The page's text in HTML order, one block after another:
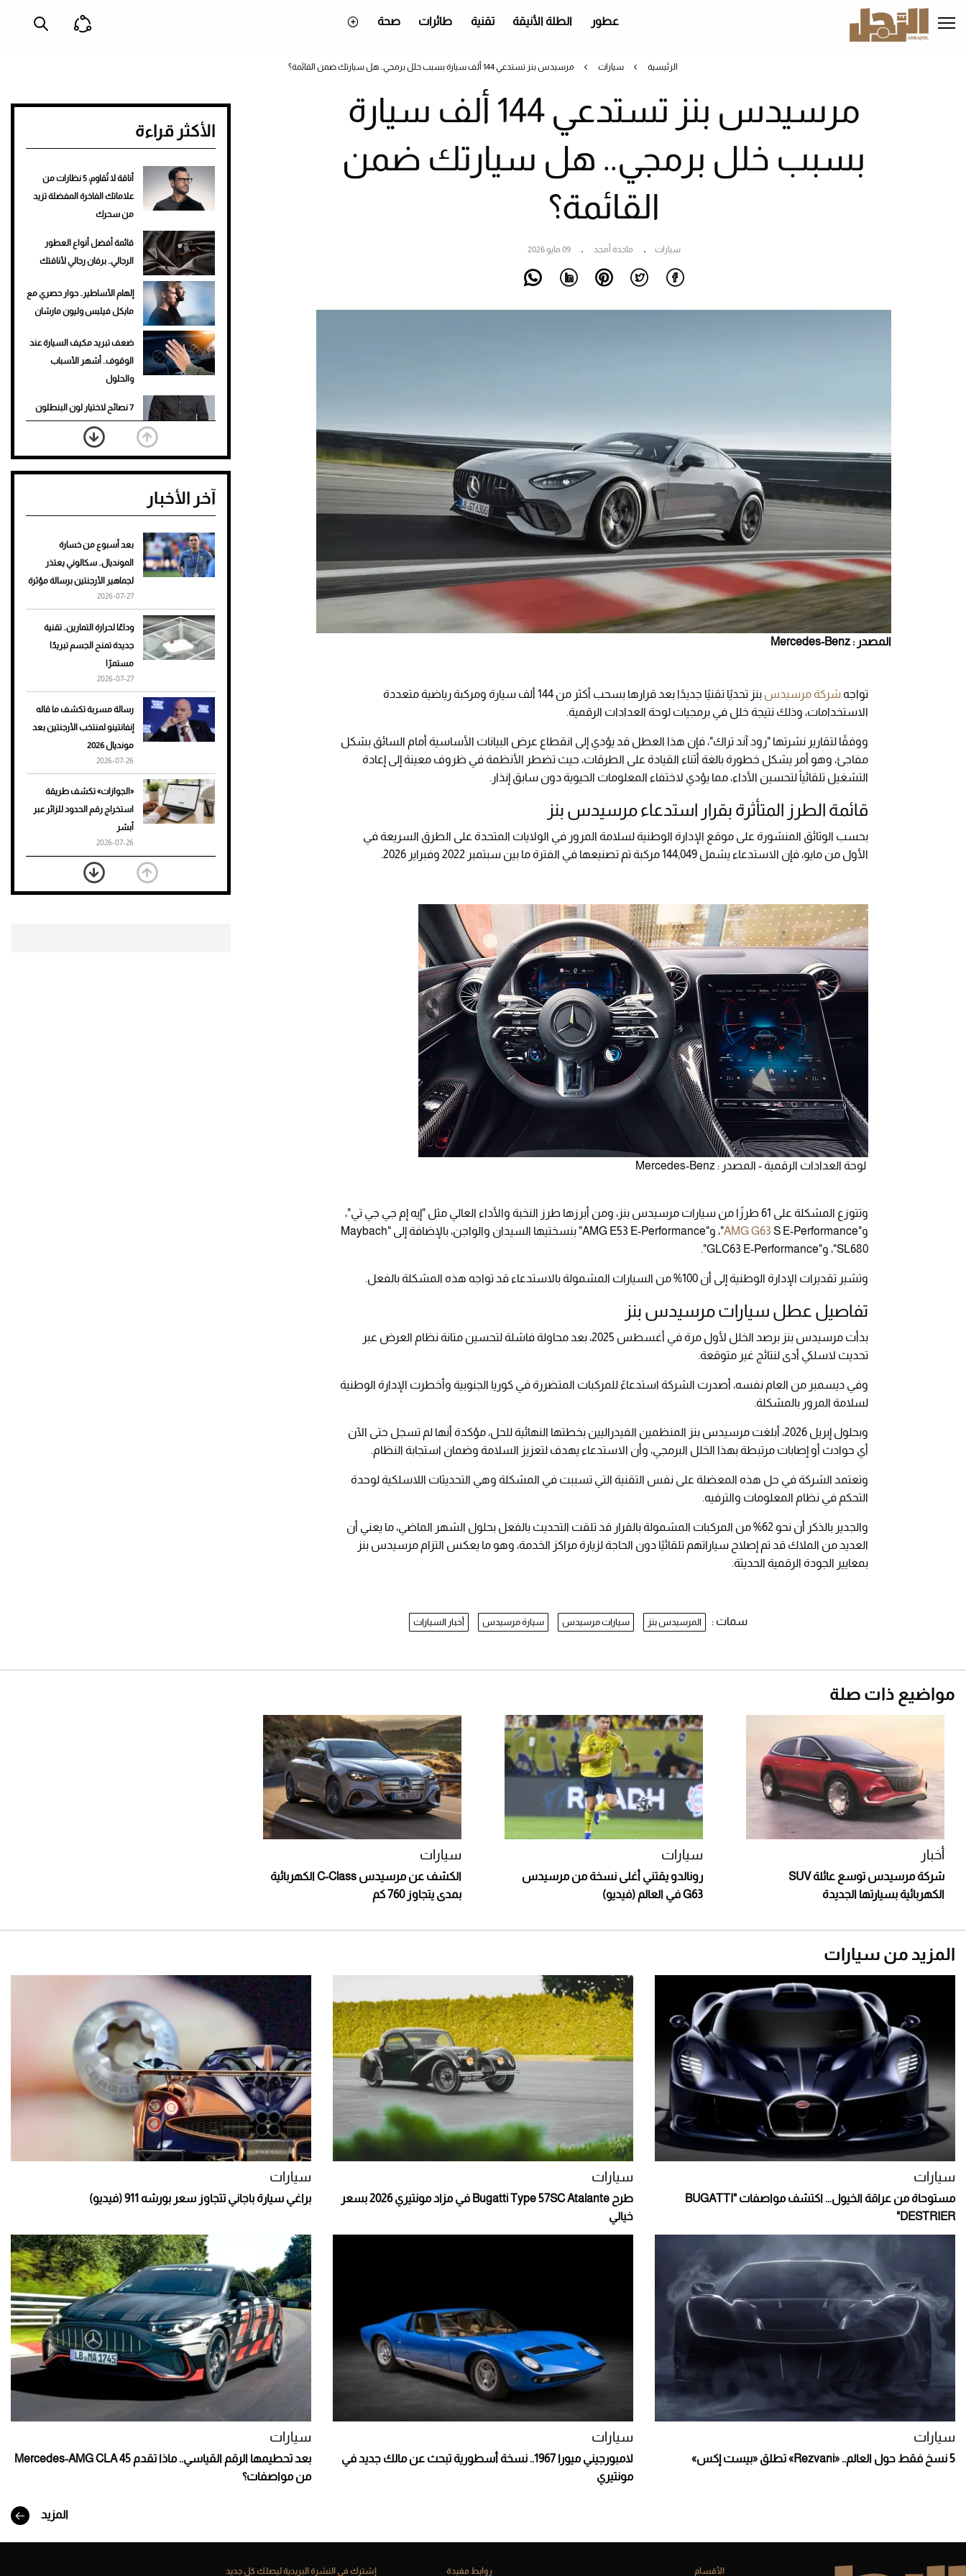
إلى
المحتوى
عطور الطلة الأنيقة تقنية طائرات صحة
الرئيسية سيارات مرسيدس بنز تستدعي 144 ألف سيارة بسبب خلل برمجي.. هل سيارتك ضمن القائمة؟
مرسيدس بنز تستدعي 144 ألف سيارة
بسبب خلل برمجي.. هل سيارتك ضمن
القائمة؟
سيارات ماجدة أمجد 09 مايو 2026
المصدر : Mercedes-Benz
تواجه شركة مرسيدس
بنز تحديًا تقنيًا جديدًا بعد قرارها بسحب أكثر من 144 ألف سيارة ومركبة رياضية متعددة
الاستخدامات، وذلك نتيجة خلل في برمجيات لوحة العدادات الرقمية.
ووفقًا لتقارير نشرتها "رود آند تراك"، فإن هذا العطل قد يؤدي إلى انقطاع عرض البيانات الأساسية أمام السائق بشكل
مفاجئ، وهو أمر يشكل خطورة بالغة أثناء القيادة على الطرقات، حيث تضطر الأنظمة في ظروف معينة إلى إعادة
التشغيل تلقائياً لتحسين الأداء، مما يؤدي لاختفاء المعلومات الحيوية دون سابق إنذار.
قائمة الطرز المتأثرة بقرار استدعاء مرسيدس بنز
بحسب الوثائق المنشورة على موقع الإدارة الوطنية لسلامة المرور في الولايات المتحدة على الطرق السريعة في
الأول من مايو، فإن الاستدعاء يشمل 144,049 مركبة تم تصنيعها في الفترة ما بين سبتمبر 2022 وفبراير 2026.
لوحة العدادات الرقمية - المصدر : Mercedes-Benz
وتتوزع المشكلة على 61 طرزًا من سيارات مرسيدس بنز، ومن أبرزها طرز النخبة والأداء العالي مثل "إيه إم جي جي تي"،
و"
AMG G63
S E-Performance"، و"AMG E53 E-Performance" بنسختيها السيدان والواجن، بالإضافة إلى "Maybach
SL680"، و"GLC63 E-Performance".
وتشير تقديرات الإدارة الوطنية إلى أن 100% من السيارات المشمولة بالاستدعاء قد تواجه هذه المشكلة بالفعل.
تفاصيل عطل سيارات مرسيدس بنز
بدأت مرسيدس بنز برصد الخلل لأول مرة في أغسطس 2025، بعد محاولة فاشلة لتحسين متانة نظام العرض عبر
تحديث لاسلكي أدى لنتائج غير متوقعة.
وفي ديسمبر من العام نفسه، أصدرت الشركة استدعاءً للمركبات المتضررة في كوريا الجنوبية وأخطرت الإدارة الوطنية
لسلامة المرور بالمشكلة.
وبحلول إبريل 2026، أبلغت مرسيدس بنز المنظمين الفيدراليين بخطتها النهائية للحل، مؤكدة أنها لم تسجل حتى الآن
أي حوادث أو إصابات مرتبطة بهذا الخلل البرمجي، وأن الاستدعاء يهدف لتعزيز السلامة وضمان استجابة النظام.
وتعتمد الشركة في حل هذه المعضلة على نفس التقنية التي تسببت في المشكلة وهي التحديثات اللاسلكية لوحدة
التحكم في نظام المعلومات والترفيه.
والجدير بالذكر أن نحو 62% من المركبات المشمولة بالقرار قد تلقت التحديث بالفعل بحلول الشهر الماضي، ما يعني أن
العديد من الملاك قد تم إصلاح سياراتهم تلقائيًا دون الحاجة لزيارة مراكز الخدمة، وهو ما يعكس التزام مرسيدس بنز
بمعايير الجودة الرقمية الحديثة.
الأكثر قراءة
أناقة لا تُقاوم: 5 نظارات من
علاماتك الفاخرة المفضلة تزيد
من سحرك
قائمة أفضل أنواع العطور
الرجالي.. برفان رجالي لأناقتك
إلهام الأساطير.. حوار حصري مع
مايكل فيلبس وليون مارشان
ضعف تبريد مكيف السيارة عند
الوقوف.. أشهر الأسباب
والحلول
7 نصائح لاختيار لون البنطلون
المناسب للقميص الأسود
نرى المستقبل من خلال
تصميماتنا.. كيف حجزت 1886
تمنحك فخامة استثنائية
هوى الأبطال
أفضل تدريج للشعر الطويل
لإطلالة جريئة وعصرية
للرجال
آخر الأخبار
بعد أسبوع من خسارة
المونديال.. سكالوني يعتذر
لجماهير الأرجنتين برسالة مؤثرة
2026-07-27
وداعًا لحرارة التمارين.. تقنية
جديدة تمنح الجسم تبريدًا
مستمرًا
2026-07-27
رسالة مسربة تكشف ما قاله
إنفانتينو لمنتخب الأرجنتين بعد
مونديال 2026
2026-07-26
«الجوازات» تكشف طريقة
استخراج رقم الحدود للزائر عبر
أبشر
2026-07-26
بعد 7 أشهر من تعرضه لحادث
مروع.. جوشوا يفوز على برينغا
سمات : المرسيدس بنز سيارات مرسيدس سيارة مرسيدس أخبار السيارات
مواضيع ذات صلة
أخبار
شركة مرسيدس توسع عائلة SUV
الكهربائية بسيارتها الجديدة
سيارات
رونالدو يقتني أغلى نسخة من مرسيدس
G63 في العالم (فيديو)
سيارات
الكشف عن مرسيدس C-Class الكهربائية
بمدى يتجاوز 760 كم
المزيد من سيارات
سيارات
مستوحاة من عراقة الخيول... اكتشف مواصفات "BUGATTI
DESTRIER"
سيارات
طرح Bugatti Type 57SC Atalante في مزاد مونتيري 2026 بسعر
خيالي
سيارات
براغي سيارة باجاني تتجاوز سعر بورشه 911 (فيديو)
سيارات
5 نسخ فقط حول العالم.. «Rezvani» تطلق «بيست إكس»
سيارات
لامبورجيني ميورا 1967.. نسخة أسطورية تبحث عن مالك جديد في
مونتيري
سيارات
بعد تحطيمها الرقم القياسي.. ماذا تقدم Mercedes-AMG CLA 45
من مواصفات؟
المزيد
الأقسام روابط مفيدة إشترك فى النشرة البريدية ليصلك كل جديد